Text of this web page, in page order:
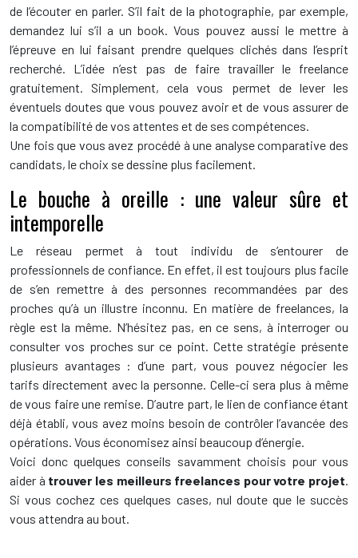
de l’écouter en parler. S’il fait de la photographie, par exemple,
demandez lui s’il a un book. Vous pouvez aussi le mettre à
l’épreuve en lui faisant prendre quelques clichés dans l’esprit
recherché. L’idée n’est pas de faire travailler le freelance
gratuitement. Simplement, cela vous permet de lever les
éventuels doutes que vous pouvez avoir et de vous assurer de
la compatibilité de vos attentes et de ses compétences.
Une fois que vous avez procédé à une analyse comparative des
candidats, le choix se dessine plus facilement.
Le bouche à oreille : une valeur sûre et
intemporelle
Le réseau permet à tout individu de s’entourer de
professionnels de confiance. En effet, il est toujours plus facile
de s’en remettre à des personnes recommandées par des
proches qu’à un illustre inconnu. En matière de freelances, la
règle est la même. N’hésitez pas, en ce sens, à interroger ou
consulter vos proches sur ce point. Cette stratégie présente
plusieurs avantages : d’une part, vous pouvez négocier les
tarifs directement avec la personne. Celle-ci sera plus à même
de vous faire une remise. D’autre part, le lien de confiance étant
déjà établi, vous avez moins besoin de contrôler l’avancée des
opérations. Vous économisez ainsi beaucoup d’énergie.
Voici donc quelques conseils savamment choisis pour vous
aider à trouver les meilleurs freelances pour votre projet.
Si vous cochez ces quelques cases, nul doute que le succès
vous attendra au bout.